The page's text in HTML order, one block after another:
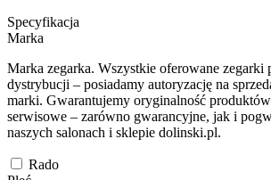
Specyfikacja
Marka
Marka zegarka. Wszystkie oferowane zegarki
dystrybucji – posiadamy autoryzację na
marki. Gwarantujemy oryginalność produktów
serwisowe – zarówno gwarancyjne, jak i
naszych salonach i sklepie dolinski.pl.
Rado